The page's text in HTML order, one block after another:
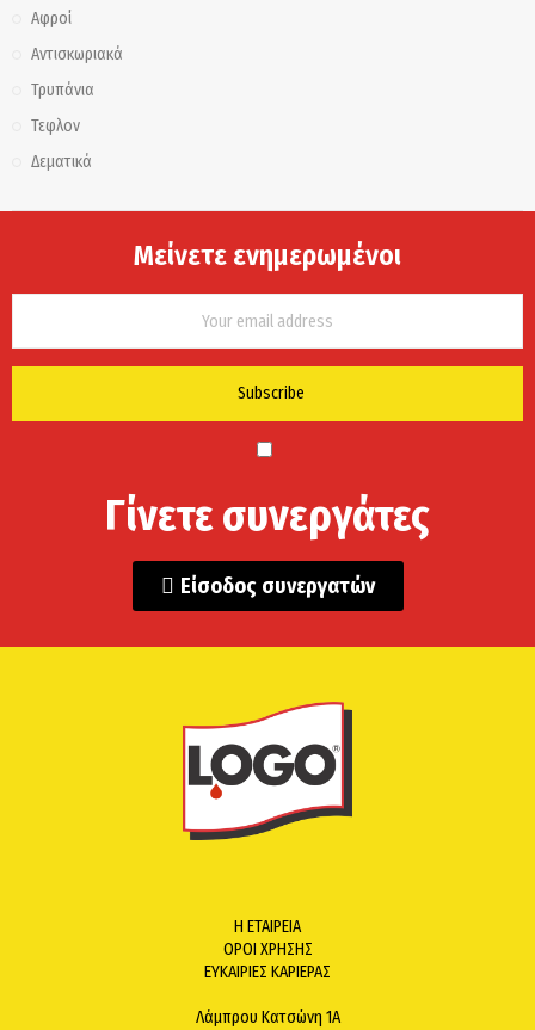
Αφροί
Αντισκωριακά
Τρυπάνια
Τεφλον
Δεματικά
Μείνετε ενημερωμένοι
Subscribe
Γίνετε συνεργάτες
Είσοδος συνεργατών
Η ΕΤΑΙΡΕΙΑ
ΟΡΟΙ ΧΡΗΣΗΣ
ΕΥΚΑΙΡΙΕΣ ΚΑΡΙΕΡΑΣ
Λάμπρου Κατσώνη 1Α